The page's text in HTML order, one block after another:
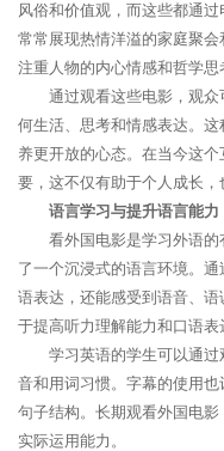
风俗和价值观，而这些都通
常常展现热情洋溢的家庭聚
注重人物的内心情感和哲学思
通过观看这些电影，观
何生活、思考和情感表达。
养更开放的心态。在当今这
要，这不仅有助于个人成长，
语言学习与提升语言能力
看外国电影是学习外语
了一个沉浸式的语言环境。
语表达，还能感受到语音、
于提高听力理解能力和口语表
学习英语的学生可以通
音和用词习惯。字幕的使用
句子结构。长期观看外国电
实际运用能力。